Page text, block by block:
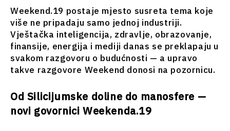
sredina
Finansije
FMCG
Nauka
Rudarstvo
Maloprodaja
Tehnologija
Telekomunikacije
Turizam
FMCG
Nauka
Rudarstvo
Maloprodaja
Održivost
Tehnologija
Turizam
Prevoz
Trgovina
Weekend.19 postaje mjesto susreta tema koje
više ne pripadaju samo jednoj industriji.
Vještačka inteligencija, zdravlje, obrazovanje,
finansije, energija i mediji danas se preklapaju u
svakom razgovoru o budućnosti — a upravo
takve razgovore Weekend donosi na pozornicu.
Od Silicijumske doline do manosfere —
novi govornici Weekenda.19